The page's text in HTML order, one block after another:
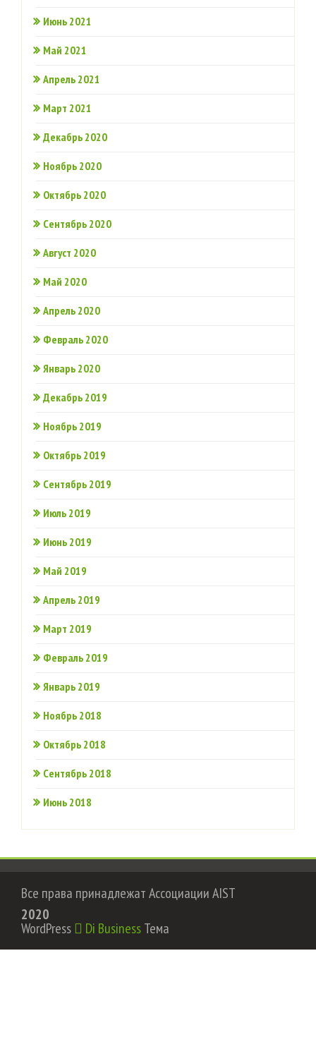
Июнь 2021
Май 2021
Апрель 2021
Март 2021
Декабрь 2020
Ноябрь 2020
Октябрь 2020
Сентябрь 2020
Август 2020
Май 2020
Апрель 2020
Февраль 2020
Январь 2020
Декабрь 2019
Ноябрь 2019
Октябрь 2019
Сентябрь 2019
Июль 2019
Июнь 2019
Май 2019
Апрель 2019
Март 2019
Февраль 2019
Январь 2019
Ноябрь 2018
Октябрь 2018
Сентябрь 2018
Июнь 2018
Все права принадлежат Ассоциации AIST
2020
WordPress Di BusinessТема